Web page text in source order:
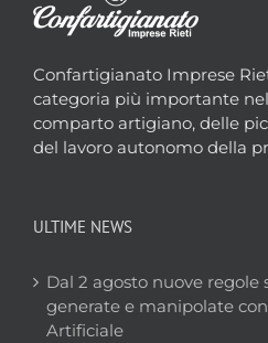
Confartigianato Imprese
categoria più importante
comparto artigiano, delle
del lavoro autonomo della
ULTIME NEWS
Dal 2 agosto nuove
generate e manipolate
Artificiale